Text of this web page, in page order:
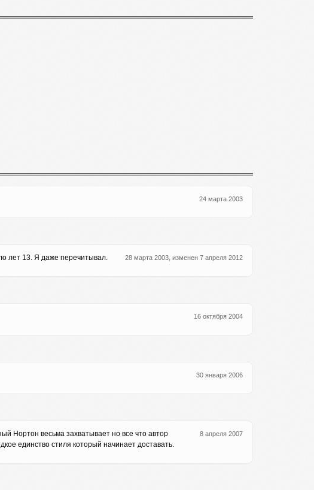
24 марта 2003
28 марта 2003, изменен 7 апреля 2012
лет 13. Я даже перечитывал.
16 октября 2004
30 января 2006
8 апреля 2007
Нортон весьма захватывает но все что автор
единство стиля который начинает доставать.